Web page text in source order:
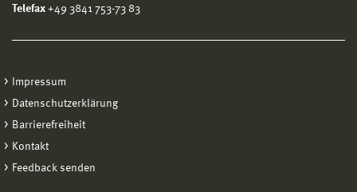
Telefax +49 3841 753-73 83
Impressum
Datenschutzerklärung
Barrierefreiheit
Kontakt
Feedback senden